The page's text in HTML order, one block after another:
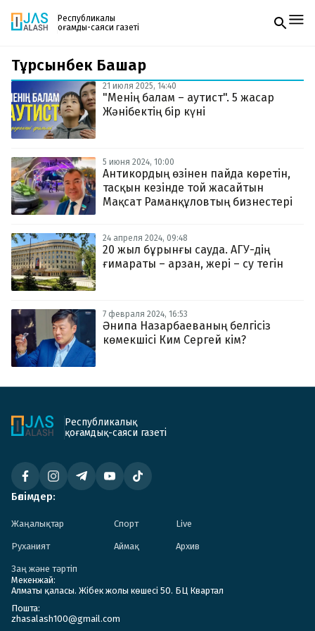
Республикалық
қоғамдық-саяси газеті
Жаңалықтар
Спорт
Live
Руханият
Аймақ
Архив
Заң және тәртіп
Редакциямен байланыс
+7 708 604 51 06
Жарнама бөлімі
Пошта
zhasalash100@gmail.com
Газетке жазылу
PDF форматтағы газетті ай сайын электронды
поштаңызға алып отырыңыз. Жаңа нөмір
шыққан сәтте сізге бірден жіберіледі. Тек email
Тұрсынбек Башар
21 июля 2025, 14:40
"Менің балам – аутист". 5 жасар
Жәнібектің бір күні
5 июня 2024, 10:00
Антикордың өзінен пайда көретін,
тасқын кезінде той жасайтын
Мақсат Раманқұловтың бизнестері
24 апреля 2024, 09:48
20 жыл бұрынғы сауда. АГУ-дің
ғимараты – арзан, жері – су тегін
7 февраля 2024, 16:53
Әнипа Назарбаеваның белгісіз
көмекшісі Ким Сергей кім?
Республикалық
қоғамдық-саяси газеті
Бөлімдер:
Жаңалықтар Спорт Live
Руханият Аймақ Архив
Заң және тәртіп
Мекенжай:
Алматы қаласы. Жібек жолы көшесі 50. БЦ Квартал
Пошта:
zhasalash100@gmail.com